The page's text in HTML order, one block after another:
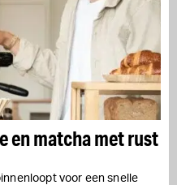
en matcha met rust
voor een snelle